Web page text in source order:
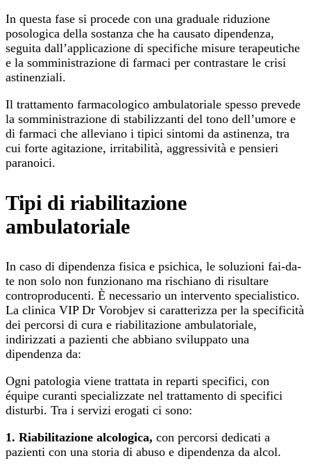
In questa fase si procede con una graduale riduzione
posologica della sostanza che ha causato dipendenza,
seguita dall’applicazione di specifiche misure terapeutiche
e la somministrazione di farmaci per contrastare le crisi
astinenziali.
Il trattamento farmacologico ambulatoriale spesso prevede
la somministrazione di stabilizzanti del tono dell’umore e
di farmaci che alleviano i tipici sintomi da astinenza, tra
cui forte agitazione, irritabilità, aggressività e pensieri
paranoici.
Tipi di riabilitazione
ambulatoriale
In caso di dipendenza fisica e psichica, le soluzioni fai-da-
te non solo non funzionano ma rischiano di risultare
controproducenti. È necessario un intervento specialistico.
La clinica VIP Dr Vorobjev si caratterizza per la specificità
dei percorsi di cura e riabilitazione ambulatoriale,
indirizzati a pazienti che abbiano sviluppato una
dipendenza da:
Ogni patologia viene trattata in reparti specifici, con
équipe curanti specializzate nel trattamento di specifici
disturbi. Tra i servizi erogati ci sono:
1. Riabilitazione alcologica, con percorsi dedicati a
pazienti con una storia di abuso e dipendenza da alcol.